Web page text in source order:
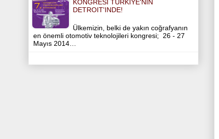
KONGRESI TÜRKIYE'NIN
DETROIT'INDE!
Ülkemizin, belki de yakın coğrafyanın
en önemli otomotiv teknolojileri kongresi; 26 - 27
Mayıs 2014…